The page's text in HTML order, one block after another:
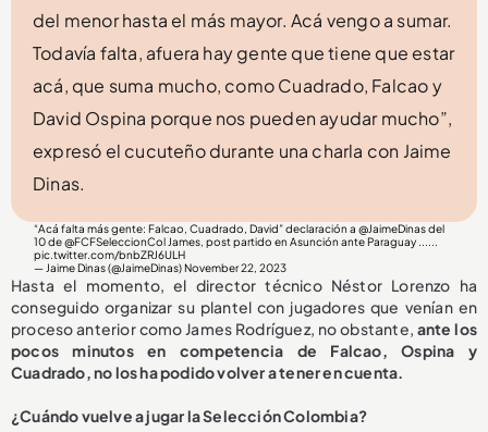
del menor hasta el más mayor. Acá vengo a sumar.
Todavía falta, afuera hay gente que tiene que estar
acá, que suma mucho, como Cuadrado, Falcao y
David Ospina porque nos pueden ayudar mucho”,
expresó el cucuteño durante una charla con Jaime
Dinas.
“Acá falta más gente: Falcao, Cuadrado, David” declaración a ⁦@JaimeDinas⁩ del
10 de ⁦@FCFSeleccionCol ⁩ James, post partido en Asunción ante Paraguay ......
pic.twitter.com/bnbZRJ6ULH
— Jaime Dinas (@JaimeDinas)November 22, 2023
Hasta el momento, el director técnico Néstor Lorenzo ha
conseguido organizar su plantel con jugadores que venían en
proceso anterior como James Rodríguez, no obstante, ante los
pocos minutos en competencia de Falcao, Ospina y
Cuadrado, no los ha podido volver a tener en cuenta.
¿Cuándo vuelve a jugar la Selección Colombia?